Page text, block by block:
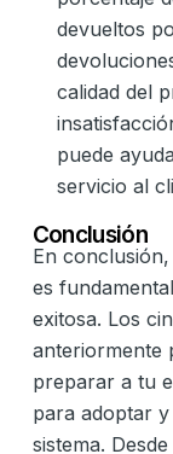
devueltos
calidad del
puede
servicio al
Conclusión
En
es
exitosa. Los
anteriormente
preparar a tu
para adoptar
sistema.